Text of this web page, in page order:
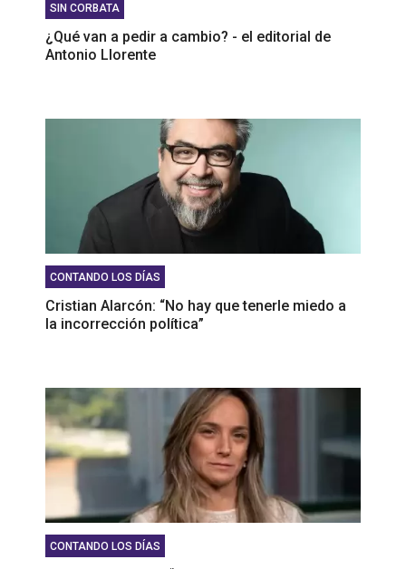
SIN CORBATA
¿Qué van a pedir a cambio? - el editorial de
Antonio Llorente
CONTANDO LOS DÍAS
Cristian Alarcón: “No hay que tenerle miedo a
la incorrección política”
CONTANDO LOS DÍAS